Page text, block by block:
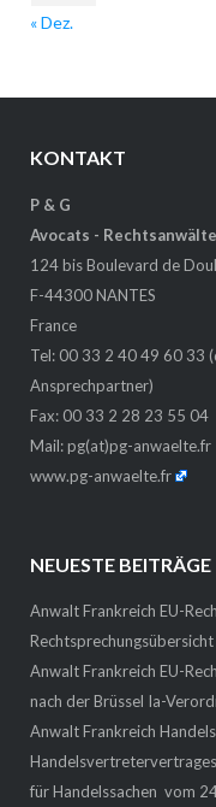
« Dez.
KONTAKT
P & G
Avocats - Rechtsanwälte
124 bis Boulevard de
F-44300 NANTES
France
Tel: 00 33 2 40 49 60 33
Ansprechpartner)
Fax: 00 33 2 28 23 55 04
Mail:pg(at)pg-anwaelte.fr
www.pg-anwaelte.fr
NEUESTE BEITRÄGE
Anwalt Frankreich EU-
Anwalt Frankreich EU-
nach der Brüssel Ia-
Anwalt Frankreich
für Handelssachen vom